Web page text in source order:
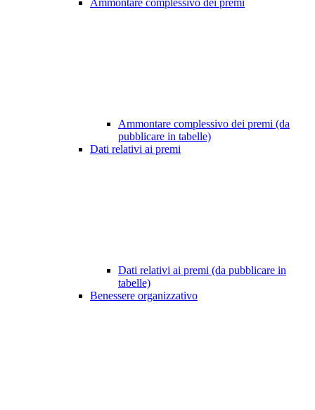
Ammontare complessivo dei premi
Ammontare complessivo dei premi (da
pubblicare in tabelle)
Dati relativi ai premi
Dati relativi ai premi (da pubblicare in
tabelle)
Benessere organizzativo